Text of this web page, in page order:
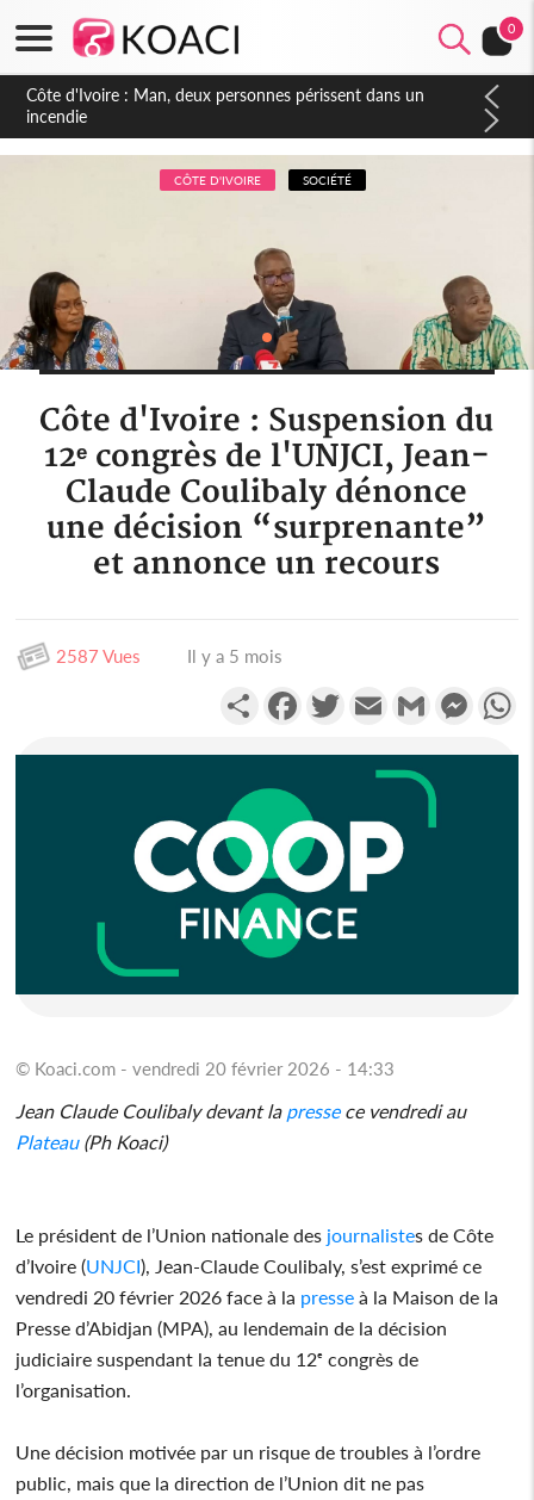
0
Côte d'Ivoire : Séileu, la célébration de la fête nationale
transformée en vaste campagne contre les produits
dépigmentants dangereux
CÔTE D'IVOIRE SOCIÉTÉ
Côte d'Ivoire : Suspension du
12ᵉ congrès de l'UNJCI, Jean-
Claude Coulibaly dénonce
une décision “surprenante”
et annonce un recours
2587 Vues Il y a 5 mois
PartagerFacebookTwitterEmail Gmail
© Koaci.com - vendredi 20 février 2026 - 14:33
Jean Claude Coulibaly devant la pressece vendredi au
Plateau(Ph Koaci)
Le président de l’Union nationale des journalistes de Côte
d’Ivoire (UNJCI), Jean-Claude Coulibaly, s’est exprimé ce
vendredi 20 février 2026 face à la presse à la Maison de la
Presse d’Abidjan (MPA), au lendemain de la décision
judiciaire suspendant la tenue du 12ᵉ congrès de
l’organisation.
Une décision motivée par un risque de troubles à l’ordre
public, mais que la direction de l’Union dit ne pas